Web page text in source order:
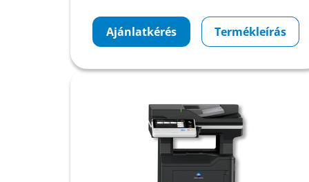
Ajánlatkérés Termékleírás